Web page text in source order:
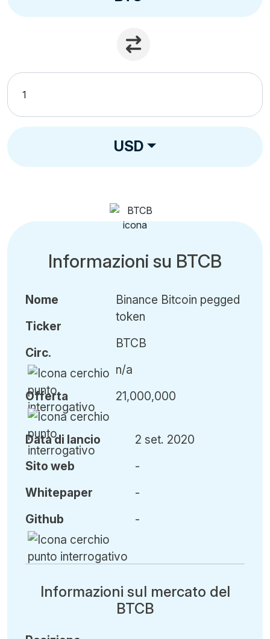
USD
Informazioni su BTCB
Nome
Ticker
Circ.
Offerta
Binance Bitcoin pegged
token
BTCB
n/a
21,000,000
Data di lancio
Sito web
Whitepaper
Github
2 set. 2020
-
-
-
Informazioni sul mercato del
BTCB